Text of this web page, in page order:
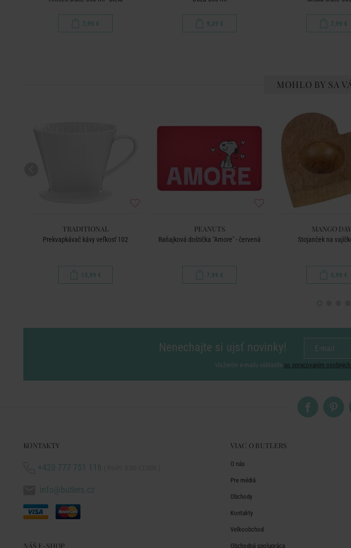
7,99 € 9,29 € 7,99 €
MOHLO BY SA
TRADITIONAL
Prekvapkávač kávy veľkosť 102
13,99 €
PEANUTS
Raňajková doštička "Amore" - červená
7,99 €
MANGO
Stojanček na
5,99 €
Nenechajte si ujsť novinky!
vložením e-mailu súhlasíte so spracovaním
KONTAKTY
+420 777 751 116
info@butlers.cz
NÁŠ E-SHOP
VIAC O BUTLERS
O nás
Pre médiá
Obchody
Kontakty
Velkoobchod
Obchodná spolupráca